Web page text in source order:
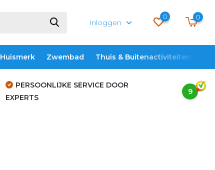
Inloggen
0 0
Huismerk Zwembad Thuis & Buitenactiviteiten
PERSOONLIJKE SERVICE DOOR
EXPERTS
9